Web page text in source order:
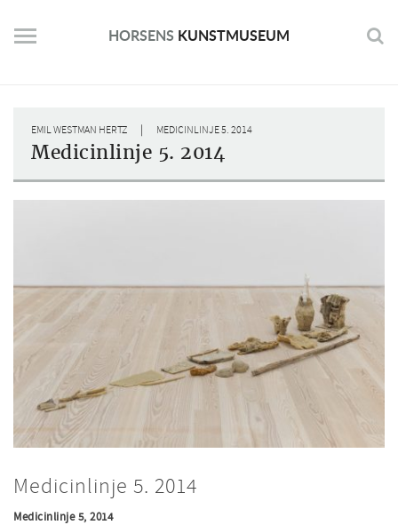
content
HORSENS KUNSTMUSEUM
EMIL WESTMAN HERTZ | MEDICINLINJE 5. 2014
Medicinlinje 5. 2014
Medicinlinje 5. 2014
Medicinlinje 5, 2014